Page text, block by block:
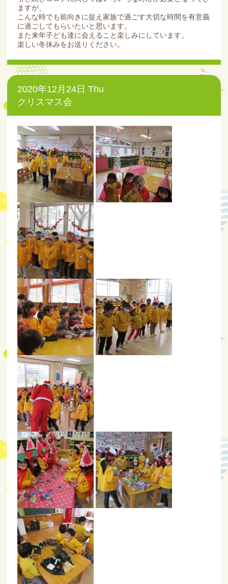
ますが、
こんな時でも前向きに捉え家族で過ごす大切な時間を有意義
に過ごしてもらいたいと思います。
また来年子ども達に会えること楽しみにしています。
楽しい冬休みをお送りください。
2020年12月24日 Thu
クリスマス会